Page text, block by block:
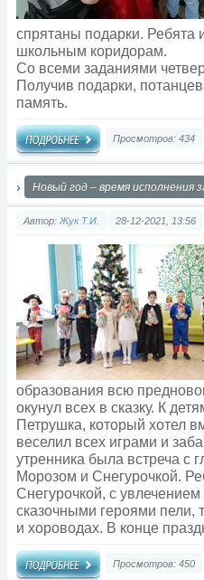
спрятаны подарки. Ребята
школьным коридорам.
Со всеми заданиями
Получив подарки,
память.
Просмотров: 434
Новый год – время исполнения
Автор: Жук Т.И. 28-12-2021, 13:56
образования всю
окунул всех в сказку. К
Петрушка, который хотел
веселил всех играми и
утренника была встреча с
Морозом и Снегурочкой.
Снегурочкой, с
сказочными героями пели,
и хороводах. В конце
Просмотров: 450